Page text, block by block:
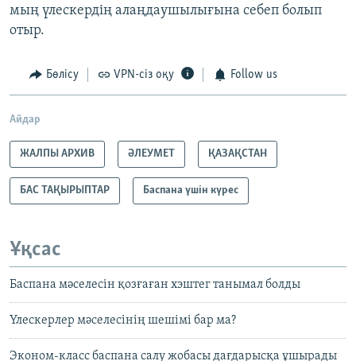
мың үлескердің алаңдаушылығына себеп болып
отыр.
Бөлісу VPN-сіз оқу Follow us
Айдар
ЖАЛПЫ АРХИВ ӘЛЕУМЕТ ҚАЗАҚСТАН
БАС ТАҚЫРЫПТАР Баспана үшін күрес
Ұқсас
Баспана мәселесін қозғаған хэштег танымал болды
Үлескерлер мәселесінің шешімі бар ма?
Эконом-класс баспана салу жобасы дағдарысқа ұшырады